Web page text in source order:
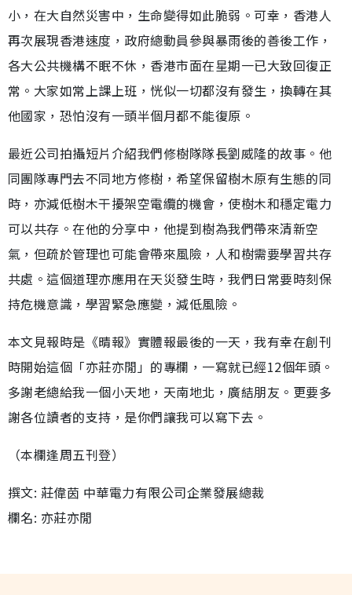
小，在大自然災害中，生命變得如此脆弱。可幸，香港人
再次展現香港速度，政府總動員參與暴雨後的善後工作，
各大公共機構不眠不休，香港市面在星期一已大致回復正
常。大家如常上課上班，恍似一切都沒有發生，換轉在其
他國家，恐怕沒有一頭半個月都不能復原。
最近公司拍攝短片介紹我們修樹隊隊長劉威隆的故事。他
同團隊專門去不同地方修樹，希望保留樹木原有生態的同
時，亦減低樹木干擾架空電纜的機會，使樹木和穩定電力
可以共存。在他的分享中，他提到樹為我們帶來清新空
氣，但疏於管理也可能會帶來風險，人和樹需要學習共存
共處。這個道理亦應用在天災發生時，我們日常要時刻保
持危機意識，學習緊急應變，減低風險。
本文見報時是《晴報》實體報最後的一天，我有幸在創刊
時開始這個「亦莊亦閒」的專欄，一寫就已經12個年頭。
多謝老總給我一個小天地，天南地北，廣結朋友。更要多
謝各位讀者的支持，是你們讓我可以寫下去。
（本欄逢周五刊登）
撰文: 莊偉茵 中華電力有限公司企業發展總裁
欄名: 亦莊亦閒